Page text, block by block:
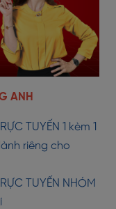
ANH
TUYẾN 1 kèm 1
riêng cho
TUYẾN NHÓM